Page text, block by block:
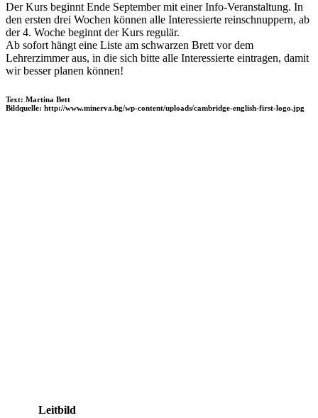
Der Kurs beginnt Ende September mit einer Info-Veranstaltung. In
den ersten drei Wochen können alle Interessierte reinschnuppern, ab
der 4. Woche beginnt der Kurs regulär.
Ab sofort hängt eine Liste am schwarzen Brett vor dem
Lehrerzimmer aus, in die sich bitte alle Interessierte eintragen, damit
wir besser planen können!
Text: Martina Bett
Bildquelle: http://www.minerva.bg/wp-content/uploads/cambridge-english-first-logo.jpg
Leitbild